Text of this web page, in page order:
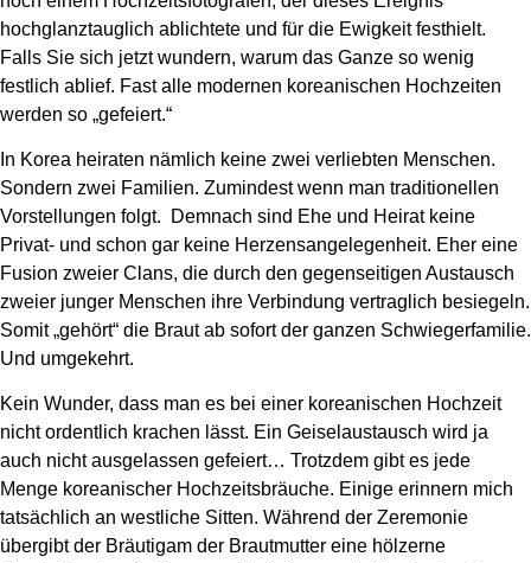
hochglanztauglich ablichtete und für die Ewigkeit festhielt.
Falls Sie sich jetzt wundern, warum das Ganze so wenig
festlich ablief. Fast alle modernen koreanischen Hochzeiten
werden so „gefeiert.“
In Korea heiraten nämlich keine zwei verliebten Menschen.
Sondern zwei Familien. Zumindest wenn man traditionellen
Vorstellungen folgt. Demnach sind Ehe und Heirat keine
Privat- und schon gar keine Herzensangelegenheit. Eher eine
Fusion zweier Clans, die durch den gegenseitigen Austausch
zweier junger Menschen ihre Verbindung vertraglich besiegeln.
Somit „gehört“ die Braut ab sofort der ganzen Schwiegerfamilie.
Und umgekehrt.
Kein Wunder, dass man es bei einer koreanischen Hochzeit
nicht ordentlich krachen lässt. Ein Geiselaustausch wird ja
auch nicht ausgelassen gefeiert… Trotzdem gibt es jede
Menge koreanischer Hochzeitsbräuche. Einige erinnern mich
tatsächlich an westliche Sitten. Während der Zeremonie
übergibt der Bräutigam der Brautmutter eine hölzerne